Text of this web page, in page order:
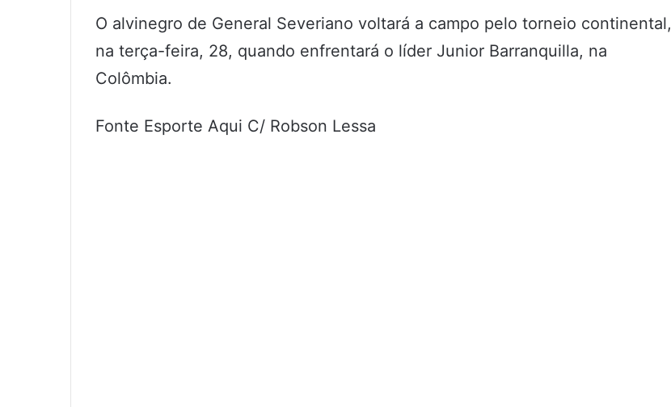
O alvinegro de General Severiano voltará a campo pelo torneio continental,
na terça-feira, 28, quando enfrentará o líder Junior Barranquilla, na
Colômbia.
Fonte Esporte Aqui C/ Robson Lessa